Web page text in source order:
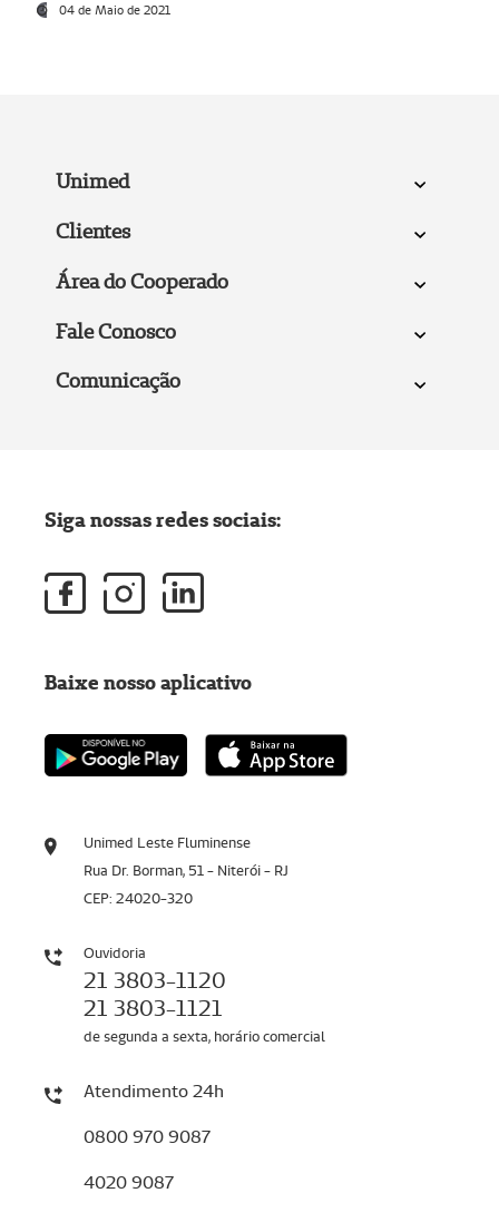
04 de Maio de 2021
Unimed
Clientes
Área do Cooperado
Fale Conosco
Comunicação
Unimed Leste Fluminense
Rua Dr. Borman, 51 - Niterói - RJ
CEP: 24020-320
Ouvidoria
21 3803-1120
21 3803-1121
de segunda a sexta, horário comercial
Atendimento 24h
0800 970 9087
4020 9087
Siga nossas redes sociais:
Baixe nosso aplicativo